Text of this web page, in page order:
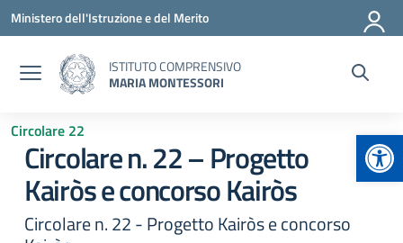
Vai ai contenuti
Vai al menu di navigazione
Vai al footer
Ministero dell'Istruzione e del Merito
ISTITUTO COMPRENSIVO
MARIA MONTESSORI
Circolare 22
Circolare n. 22 – Progetto
Kairòs e concorso Kairòs
Circolare n. 22 - Progetto Kairòs e concorso